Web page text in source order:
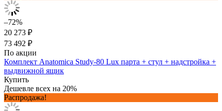
–72%
20 273 ₽
73 492 ₽
По акции
Комплект Anatomica Study-80 Lux парта + стул + надстройка +
выдвижной ящик
Купить
Дешевле всех на 20%
Распродажа!